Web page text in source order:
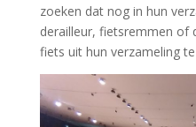
zoeken dat nog in hun
derailleur, fietsremmen of
fiets uit hun verzameling